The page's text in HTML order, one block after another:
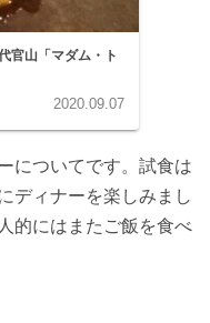
官山「マダム・ト
2020.09.07
についてです。試食は
ディナーを楽しみまし
的にはまたご飯を食べ